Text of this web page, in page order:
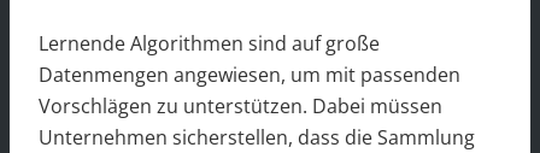
Lernende Algorithmen sind auf große
Datenmengen angewiesen, um mit passenden
Vorschlägen zu unterstützen. Dabei müssen
Unternehmen sicherstellen, dass die Sammlung